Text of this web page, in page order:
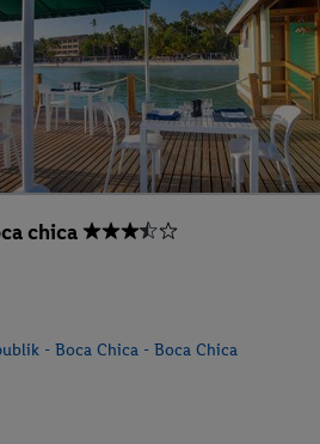
chica
- Boca Chica - Boca Chica